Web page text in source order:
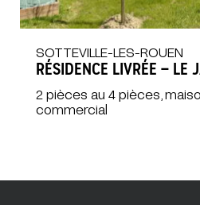
SOTTEVILLE-LES-ROUEN
RÉSIDENCE LIVRÉE – LE
2 pièces au 4 pièces,
commercial